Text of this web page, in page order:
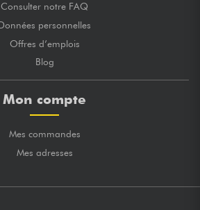
Consulter notre FAQ
personnelles
Offres d’emplois
Blog
Mon compte
Mes commandes
Mes adresses